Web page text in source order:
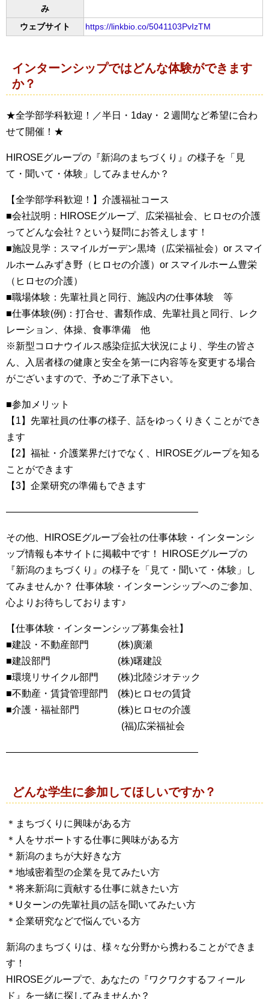
み
ウェブサイト
https://linkbio.co/5041103PvIzTM
インターンシップではどんな体験ができます
か？
★全学部学科歓迎！／半日・1day・２週間など希望に合わ
せて開催！★
HIROSEグループの『新潟のまちづくり』の様子を「見
て・聞いて・体験」してみませんか？
【全学部学科歓迎！】介護福祉コース
■会社説明：HIROSEグループ、広栄福祉会、ヒロセの介護
ってどんな会社？という疑問にお答えします！
■施設見学：スマイルガーデン黒埼（広栄福祉会）or スマイ
ルホームみずき野（ヒロセの介護）or スマイルホーム豊栄
（ヒロセの介護）
■職場体験：先輩社員と同行、施設内の仕事体験 等
■仕事体験(例)：打合せ、書類作成、先輩社員と同行、レク
レーション、体操、食事準備 他
※新型コロナウイルス感染症拡大状況により、学生の皆さ
ん、入居者様の健康と安全を第一に内容等を変更する場合
がございますので、予めご了承下さい。
■参加メリット
【1】先輩社員の仕事の様子、話をゆっくりきくことができ
ます
【2】福祉・介護業界だけでなく、HIROSEグループを知る
ことができます
【3】企業研究の準備もできます
――――――――――――――――――――
その他、HIROSEグループ会社の仕事体験・インターンシ
ップ情報も本サイトに掲載中です！ HIROSEグループの
『新潟のまちづくり』の様子を「見て・聞いて・体験」し
てみませんか？ 仕事体験・インターンシップへのご参加、
心よりお待ちしております♪
【仕事体験・インターンシップ募集会社】
■建設・不動産部門 (株)廣瀬
■建設部門 (株)曙建設
■環境リサイクル部門 (株)北陸ジオテック
■不動産・賃貸管理部門 (株)ヒロセの賃貸
■介護・福祉部門 (株)ヒロセの介護
(福)広栄福祉会
――――――――――――――――――――
どんな学生に参加してほしいですか？
＊まちづくりに興味がある方
＊人をサポートする仕事に興味がある方
＊新潟のまちが大好きな方
＊地域密着型の企業を見てみたい方
＊将来新潟に貢献する仕事に就きたい方
＊Uターンの先輩社員の話を聞いてみたい方
＊企業研究などで悩んでいる方
新潟のまちづくりは、様々な分野から携わることができま
す！
HIROSEグループで、あなたの『ワクワクするフィール
ド』を一緒に探してみませんか？